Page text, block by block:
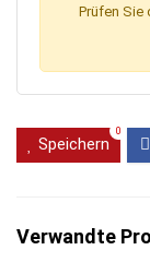
Prüfen Sie
Speichern
0
Verwandte